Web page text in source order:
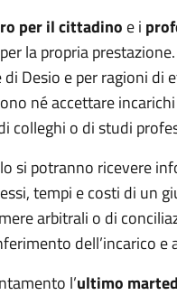
per il cittadino e i
la propria
Desio e per ragioni
né accettare
colleghi o di studi
si potranno ricevere
tempi e costi di un
arbitrali o di
dell’incarico e
l’ultimo